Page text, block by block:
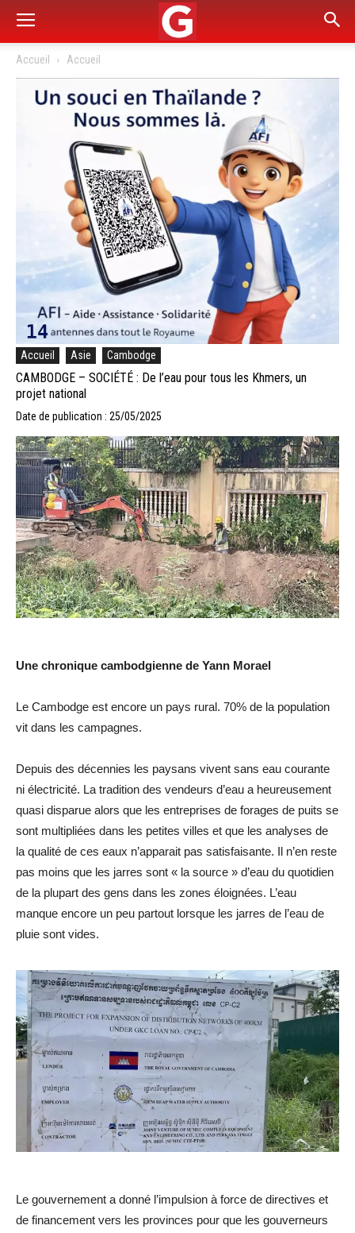
Accueil Accueil
Accueil Asie Cambodge
CAMBODGE – SOCIÉTÉ : De l’eau pour tous les Khmers, un
projet national
Date de publication : 25/05/2025
Une chronique cambodgienne de Yann Morael
Le Cambodge est encore un pays rural. 70% de la population
vit dans les campagnes.
Depuis des décennies les paysans vivent sans eau courante
ni électricité. La tradition des vendeurs d’eau a heureusement
quasi disparue alors que les entreprises de forages de puits se
sont multipliées dans les petites villes et que les analyses de
la qualité de ces eaux n’apparait pas satisfaisante. Il n’en reste
pas moins que les jarres sont « la source » d’eau du quotidien
de la plupart des gens dans les zones éloignées. L’eau
manque encore un peu partout lorsque les jarres de l’eau de
pluie sont vides.
Le gouvernement a donné l’impulsion à force de directives et
de financement vers les provinces pour que les gouverneurs